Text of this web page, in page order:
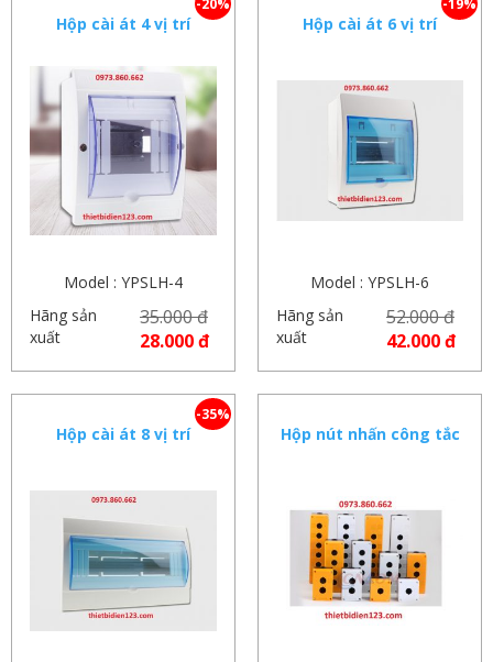
Hộp cài át 4 vị trí
Model : YPSLH-4
Hãng sản
xuất
35.000 đ
28.000 đ
-20%
Hộp cài át 6 vị trí
Model : YPSLH-6
Hãng sản
xuất
52.000 đ
42.000 đ
-19%
Hộp cài át 8 vị trí
-35%
Hộp nút nhấn công tắc